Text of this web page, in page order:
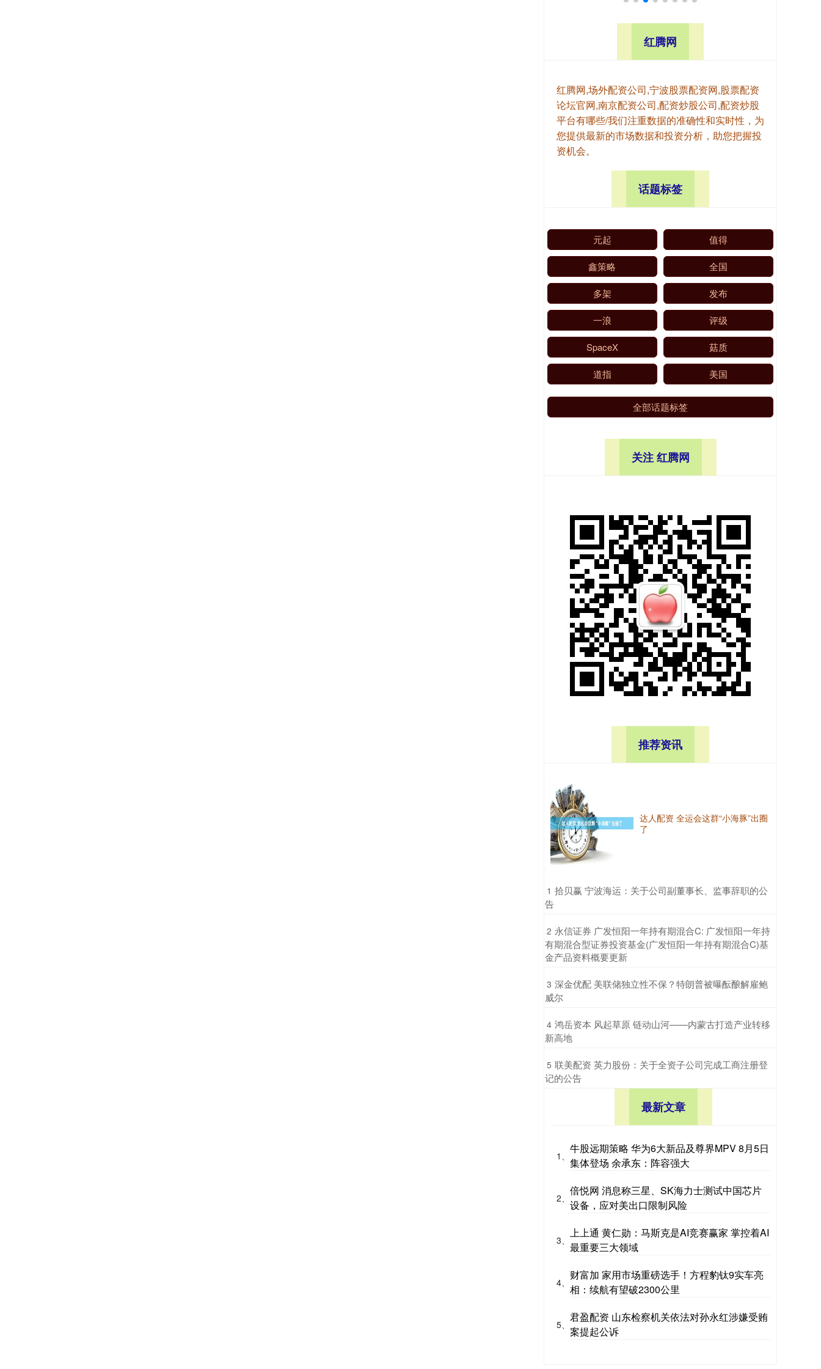
红腾网
红腾网,场外配资公司,宁波股票配资网,股票配资
论坛官网,南京配资公司,配资炒股公司,配资炒股
平台有哪些/我们注重数据的准确性和实时性，为
您提供最新的市场数据和投资分析，助您把握投
资机会。
话题标签
元起 值得
鑫策略 全国
多架 发布
一浪 评级
SpaceX 菇质
道指 美国
全部话题标签
关注 红腾网
推荐资讯
达人配资 全运会这群“小海豚”出圈
了
1 ​拾贝赢 宁波海运：关于公司副董事长、监事辞职的公
告
2 ​永信证券 广发恒阳一年持有期混合C: 广发恒阳一年持
有期混合型证券投资基金(广发恒阳一年持有期混合C)基
金产品资料概要更新
3 ​深金优配 美联储独立性不保？特朗普被曝酝酿解雇鲍
威尔
4 ​鸿岳资本 风起草原 链动山河——内蒙古打造产业转移
新高地
5 ​联美配资 英力股份：关于全资子公司完成工商注册登
记的公告
最新文章
1、
牛股远期策略 华为6大新品及尊界MPV 8月5日
集体登场 余承东：阵容强大
2、
倍悦网 消息称三星、SK海力士测试中国芯片
设备，应对美出口限制风险
3、
上上通 黄仁勋：马斯克是AI竞赛赢家 掌控着AI
最重要三大领域
4、
财富加 家用市场重磅选手！方程豹钛9实车亮
相：续航有望破2300公里
5、
君盈配资 山东检察机关依法对孙永红涉嫌受贿
案提起公诉